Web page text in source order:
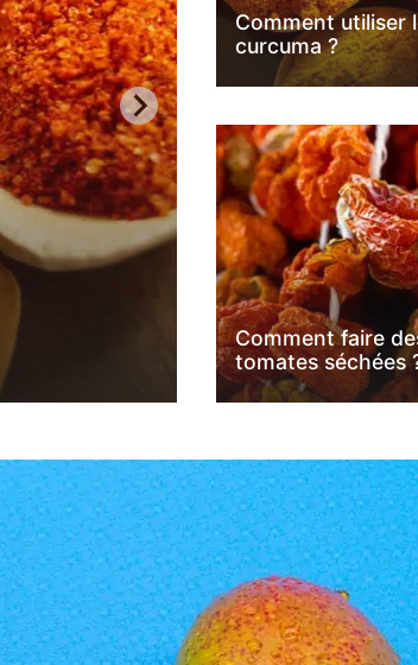
A LA UNE PRODUITS FRAIS
Comment
Comment utiliser
curcuma ?
Comment faire
tomates séchées